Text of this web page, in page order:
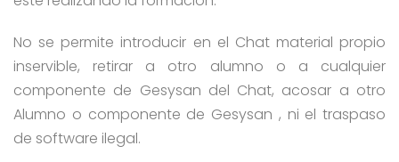
No se permite introducir en el Chat material propio
inservible, retirar a otro alumno o a cualquier
componente de Gesysan del Chat, acosar a otro
Alumno o componente de Gesysan , ni el traspaso
de software ilegal.